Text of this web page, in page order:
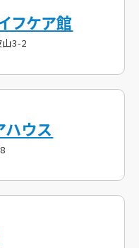
フケア館
山3-2
ハウス